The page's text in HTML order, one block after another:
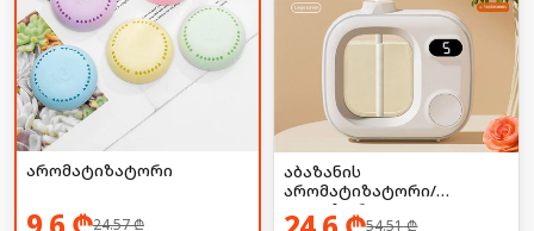
არომატიზატორი
24.57₾
აბაზანის
არომატიზატორი/
დიფუზორი
54.51₾